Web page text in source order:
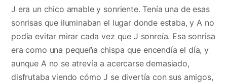
J era un chico amable y sonriente. Tenía una de esas
sonrisas que iluminaban el lugar donde estaba, y A no
podía evitar mirar cada vez que J sonreía. Esa sonrisa
era como una pequeña chispa que encendía el día, y
aunque A no se atrevía a acercarse demasiado,
disfrutaba viendo cómo J se divertía con sus amigos,